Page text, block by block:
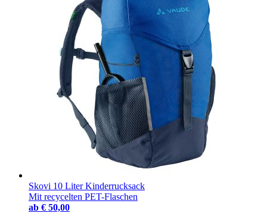
Skovi 10 Liter Kinderrucksack
Mit recycelten PET-Flaschen
ab € 50,00